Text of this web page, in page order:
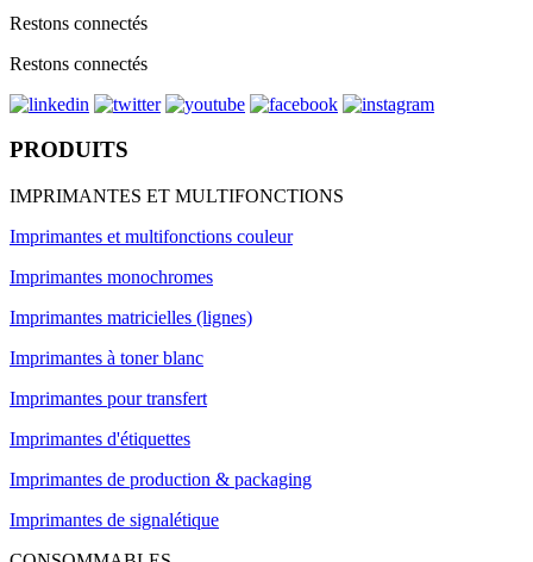
Restons connectés
Restons connectés
PRODUITS
IMPRIMANTES ET MULTIFONCTIONS
Imprimantes et multifonctions couleur
Imprimantes monochromes
Imprimantes matricielles (lignes)
Imprimantes à toner blanc
Imprimantes pour transfert
Imprimantes d'étiquettes
Imprimantes de production & packaging
Imprimantes de signalétique